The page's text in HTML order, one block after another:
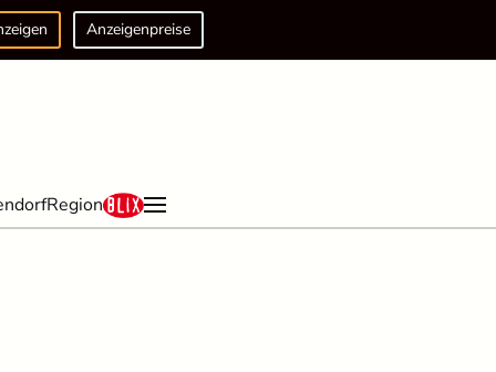
Anzeigenpreise
Region